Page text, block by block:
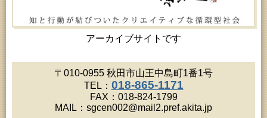
アーカイブサイトです
〒010-0955 秋田市山王中島町1番1号
TEL： 018-865-1171
FAX：018-824-1799
MAIL：sgcen002@mail2.pref.akita.jp